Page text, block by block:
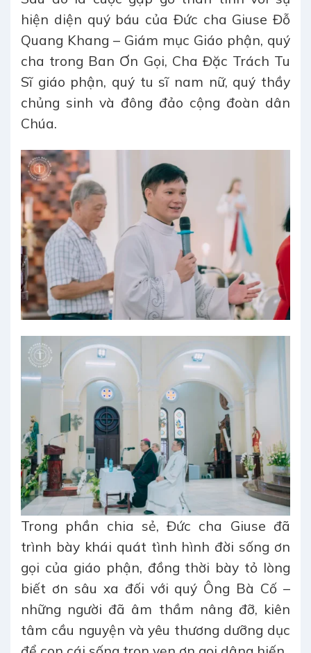
hiện diện quý báu của Đức cha Giuse Đỗ
Quang Khang – Giám mục Giáo phận, quý
cha trong Ban Ơn Gọi, Cha Đặc Trách Tu
Sĩ giáo phận, quý tu sĩ nam nữ, quý thầy
chủng sinh và đông đảo cộng đoàn dân
Chúa.
Trong phần chia sẻ, Đức cha Giuse đã
trình bày khái quát tình hình đời sống ơn
gọi của giáo phận, đồng thời bày tỏ lòng
biết ơn sâu xa đối với quý Ông Bà Cố –
những người đã âm thầm nâng đỡ, kiên
tâm cầu nguyện và yêu thương dưỡng dục